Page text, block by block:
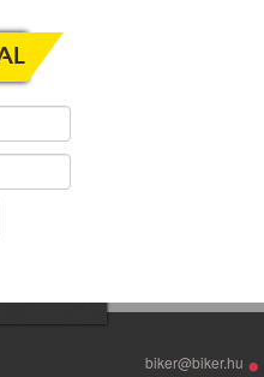
biker@biker.hu •